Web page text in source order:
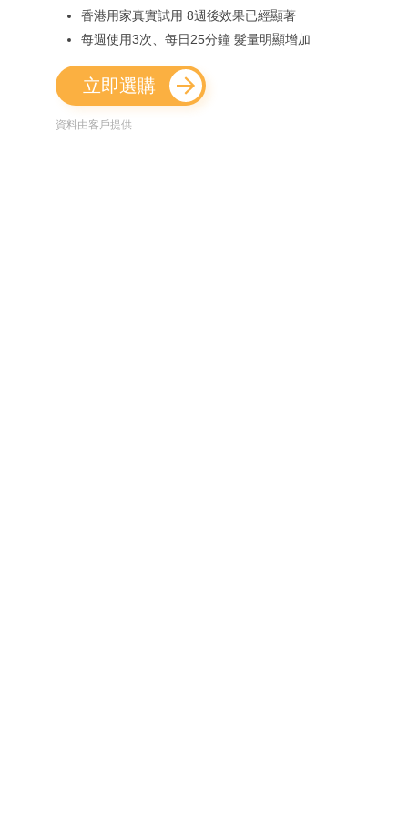
香港用家真實試用 8週後效果已經顯著
每週使用3次、每日25分鐘 髮量明顯增加
立即選購
資料由客戶提供